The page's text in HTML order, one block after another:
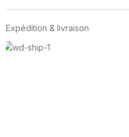
Expédition & livraison